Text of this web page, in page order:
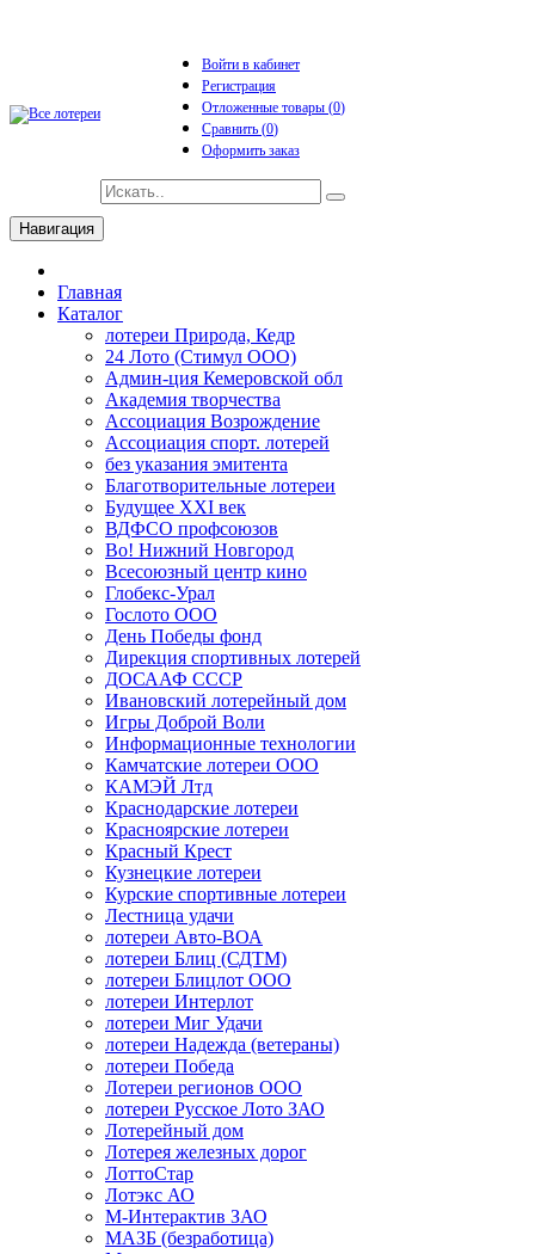
Войти в кабинет
Регистрация
Отложенные товары (0)
Сравнить (0)
Оформить заказ
Навигация
Главная
Каталог
лотереи Природа, Кедр
24 Лото (Стимул ООО)
Админ-ция Кемеровской обл
Академия творчества
Ассоциация Возрождение
Ассоциация спорт. лотерей
без указания эмитента
Благотворительные лотереи
Будущее XXI век
ВДФСО профсоюзов
Во! Нижний Новгород
Всесоюзный центр кино
Глобекс-Урал
Гослото ООО
День Победы фонд
Дирекция спортивных лотерей
ДОСААФ СССР
Ивановский лотерейный дом
Игры Доброй Воли
Информационные технологии
Камчатские лотереи ООО
КАМЭЙ Лтд
Краснодарские лотереи
Красноярские лотереи
Красный Крест
Кузнецкие лотереи
Курские спортивные лотереи
Лестница удачи
лотереи Авто-ВОА
лотереи Блиц (СДТМ)
лотереи Блицлот ООО
лотереи Интерлот
лотереи Миг Удачи
лотереи Надежда (ветераны)
лотереи Победа
Лотереи регионов ООО
лотереи Русское Лото ЗАО
Лотерейный дом
Лотерея железных дорог
ЛоттоСтар
Лотэкс АО
М-Интерактив ЗАО
МАЗБ (безработица)